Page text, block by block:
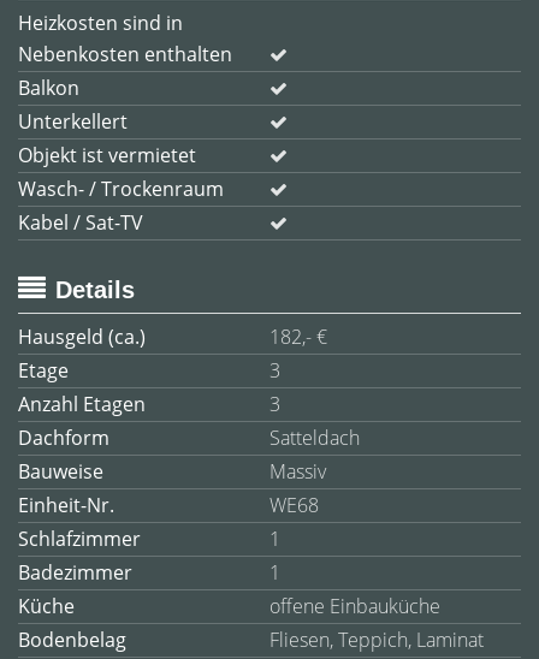
Heizkosten sind in
Nebenkosten enthalten
Balkon
Unterkellert
Objekt ist vermietet
Wasch- / Trockenraum
Kabel / Sat-TV
Details
Hausgeld (ca.)
182,- €
Etage
3
Anzahl Etagen
3
Dachform
Satteldach
Bauweise
Massiv
Einheit-Nr.
WE68
Schlafzimmer
1
Badezimmer
1
Küche
offene Einbauküche
Bodenbelag
Fliesen, Teppich, Laminat